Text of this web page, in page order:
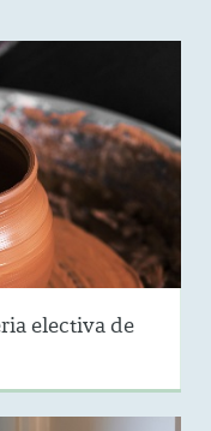
electiva de